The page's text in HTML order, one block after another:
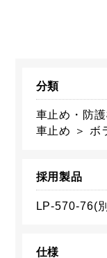
分類
車止め・防
車止め ＞ ボ
採用製品
LP-570-76(
仕様